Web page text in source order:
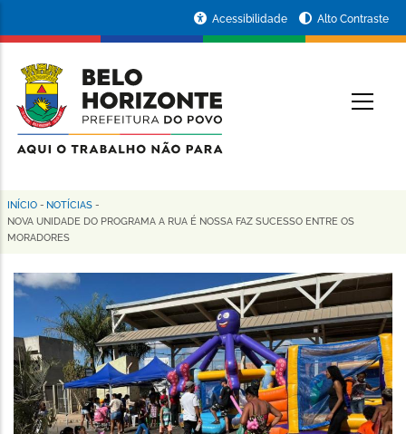
conteúdo
principal
da
Prefeitura
de
Horizonte
Acessibilidade Alto Contraste
Trilha
de
navegação
INÍCIO - NOTÍCIAS -
NOVA UNIDADE DO PROGRAMA A RUA É NOSSA FAZ SUCESSO ENTRE OS
MORADORES